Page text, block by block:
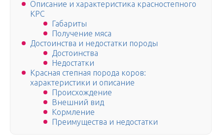
Описание и характеристика красностепного
КРС
Габариты
Получение мяса
Достоинства и недостатки породы
Достоинства
Недостатки
Красная степная порода коров:
характеристики и описание
Происхождение
Внешний вид
Кормление
Преимущества и недостатки